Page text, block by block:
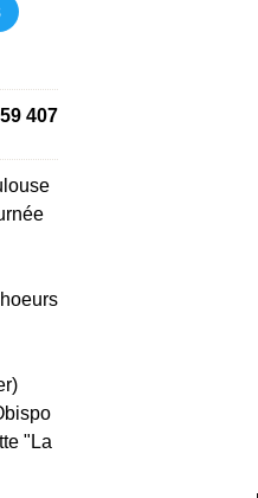
407
"La